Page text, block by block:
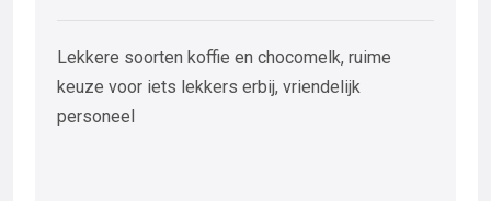
Lekkere soorten koffie en chocomelk, ruime
keuze voor iets lekkers erbij, vriendelijk
personeel